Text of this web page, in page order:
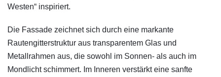
Westen“ inspiriert.
Die Fassade zeichnet sich durch eine markante
Rautengitterstruktur aus transparentem Glas und
Metallrahmen aus, die sowohl im Sonnen- als auch im
Mondlicht schimmert. Im Inneren verstärkt eine sanfte